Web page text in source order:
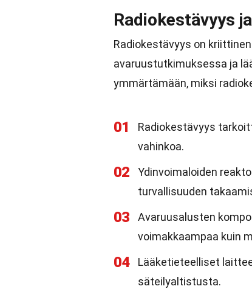
Radiokestävyys
Radiokestävyys on
avaruustutkimuksessa ja
ymmärtämään, miksi
01
Radiokestävyys
vahinkoa.
02
Ydinvoimaloiden
turvallisuuden
03
Avaruusalusten
voimakkaampaa kuin
04
Lääketieteelliset
säteilyaltistusta.